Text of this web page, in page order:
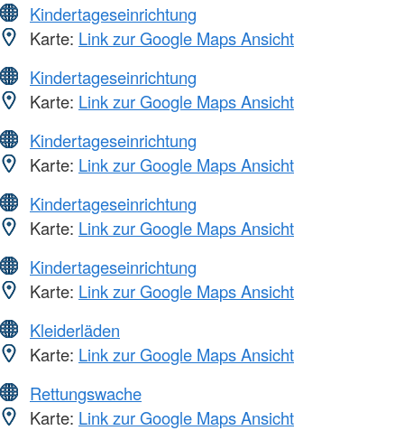
Kindertageseinrichtung
Karte: Link zur Google Maps Ansicht
Kindertageseinrichtung
Karte: Link zur Google Maps Ansicht
Kindertageseinrichtung
Karte: Link zur Google Maps Ansicht
Kindertageseinrichtung
Karte: Link zur Google Maps Ansicht
Kindertageseinrichtung
Karte: Link zur Google Maps Ansicht
Kleiderläden
Karte: Link zur Google Maps Ansicht
Rettungswache
Karte: Link zur Google Maps Ansicht